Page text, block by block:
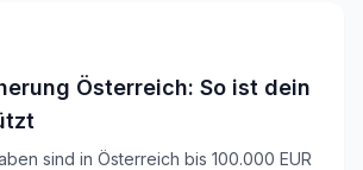
Österreich: So ist dein
sind in Österreich bis 100.000 EUR